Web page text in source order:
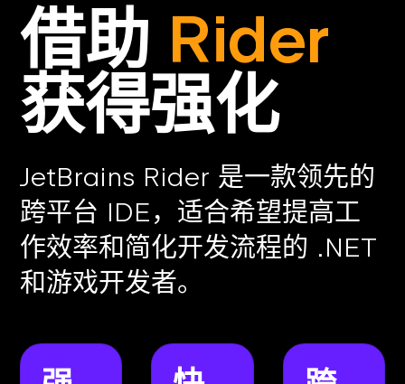
借助 Rider
获得强化
JetBrains Rider 是一款领先的
跨平台 IDE，适合希望提高工
作效率和简化开发流程的 .NET
和游戏开发者。